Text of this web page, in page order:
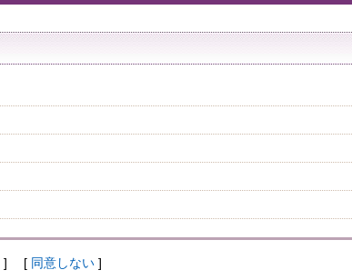
] [ 同意しない ]